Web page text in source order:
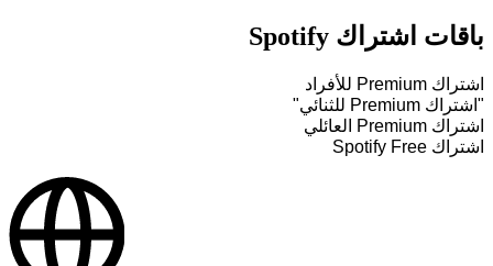
باقات اشتراك Spotify
اشتراك Premium للأفراد
"اشتراك Premium للثنائي"
اشتراك Premium العائلي
اشتراك Spotify Free